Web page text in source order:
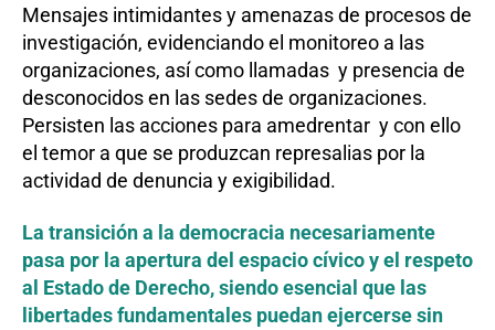
Mensajes intimidantes y amenazas de procesos de
investigación, evidenciando el monitoreo a las
organizaciones, así como llamadas y presencia de
desconocidos en las sedes de organizaciones.
Persisten las acciones para amedrentar y con ello
el temor a que se produzcan represalias por la
actividad de denuncia y exigibilidad.
La transición a la democracia necesariamente
pasa por la apertura del espacio cívico y el respeto
al Estado de Derecho, siendo esencial que las
libertades fundamentales puedan ejercerse sin